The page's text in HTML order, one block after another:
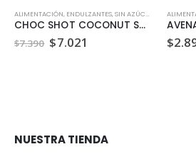
,VEGANO
ALIMENTACIÓN, ENDULZANTES,SIN AZÚCAR SIN
CHOC SHOT COCONUT SWEET FREEDOM 320 GR
$7.390 El
precio
$7.021 $
NUESTRA TIENDA